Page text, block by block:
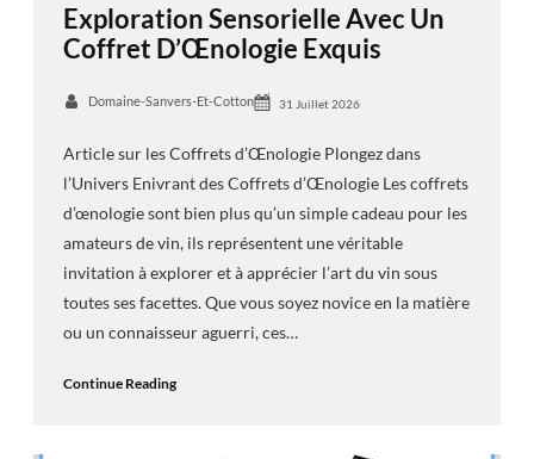
Exploration Sensorielle Avec Un
Coffret D’Œnologie Exquis
Domaine-Sanvers-Et-Cotton 31 Juillet 2026
Article sur les Coffrets d’Œnologie Plongez dans
l’Univers Enivrant des Coffrets d’Œnologie Les coffrets
d’œnologie sont bien plus qu’un simple cadeau pour les
amateurs de vin, ils représentent une véritable
invitation à explorer et à apprécier l’art du vin sous
toutes ses facettes. Que vous soyez novice en la matière
ou un connaisseur aguerri, ces…
Continue Reading